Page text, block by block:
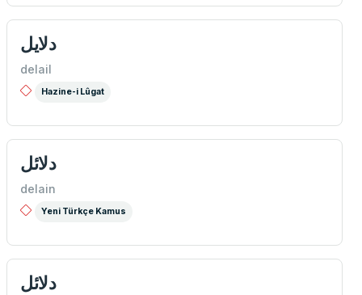
دلایل
delail
Hazine-i Lûgat
دلائل
delain
Yeni Türkçe Kamus
دلائل